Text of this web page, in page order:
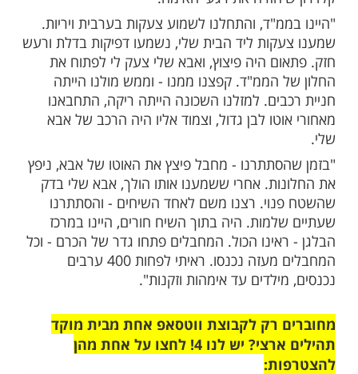
ממש ממש קשים", היא סיפרה. "אין הרבה
לא רואים אור יום. אין תחושת זמן. געגוע,
ונתק מהעולם שבחוץ - לא היה שום מידע.
חוסר אונים.
מחשבות: 'האם אני אצא מפה מתישהו
שלי? כמה זמן עוד אהיה פה? אולי יהרגו
היה לי מה לעשות עם המחשבות האלה.
אותי, שלאף אחד לא אכפת ממני. הרבה
אמרו לנו 'לביבי לא אכפת מכם', ש'ששכחו
לאבא שלי הרבה", שיתפה לאחר שאביה
מגיע לאחים שלי לראות את אבא שלהם".
את רגעי האימה: